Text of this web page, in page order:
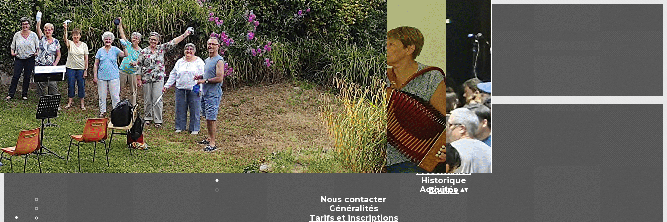
Menu
<
>
Fest-Deiz ha Noz
Autres galeries photos
Vidéos
Couverture presse
Ajoutez un logo, un bouton, des réseaux sociaux
Cliquez pour éditer
Le CCBO▴▾
Présentation
Historique
Equipe
Nous contacter
Activités ▴▾
Généralités
Tarifs et inscriptions